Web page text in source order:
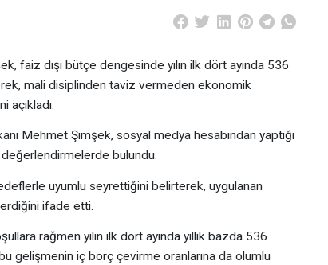
faiz dışı bütçe dengesinde yılın ilk dört ayında 536
mali disiplinden taviz vermeden ekonomik
açıkladı.
Mehmet Şimşek, sosyal medya hesabından yaptığı
bulundu.
uyumlu seyrettiğini belirterek, uygulanan
ifade etti.
rağmen yılın ilk dört ayında yıllık bazda 536
gelişmenin iç borç çevirme oranlarına da olumlu